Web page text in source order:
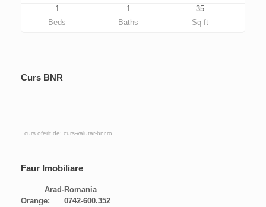
1
Beds
1
Baths
35
Sq ft
Curs BNR
curs oferit de: curs-valutar-bnr.ro
Faur Imobiliare
Arad-Romania
Orange: 0742-600.352